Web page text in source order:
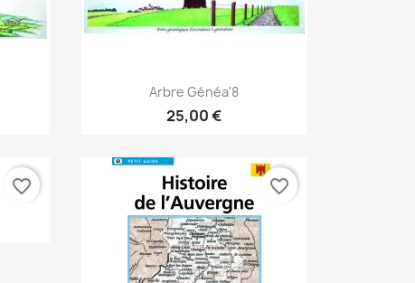
Aperçu rapide
Arbre Généa'8
25,00 €
favorite_border favorite_border